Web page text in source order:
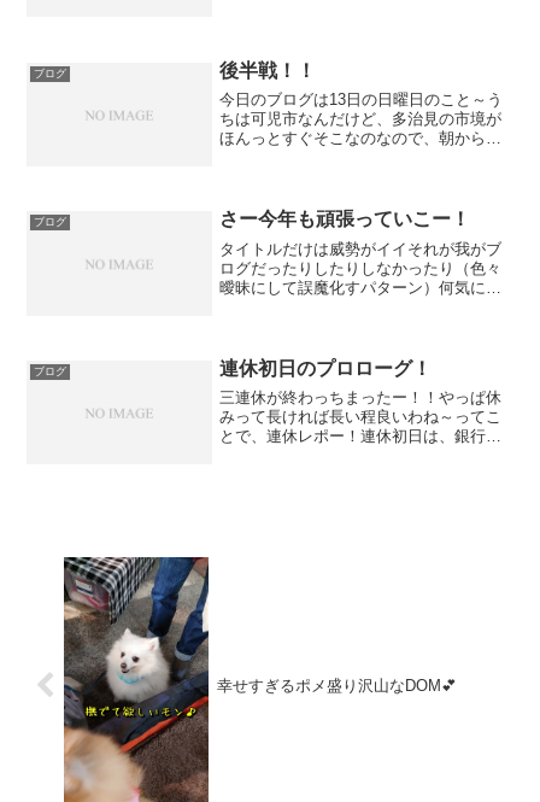
🚙向かった先は将棋...
ブログ 後半戦！！
今日のブログは13日の日曜日のこと～う
ちは可児市なんだけど、多治見の市境が
ほんっとすぐそこなのなので、朝から多
週間分の食材やら日用品...
ブログ さー今年も頑張っていこー！
タイトルだけは威勢がイイそれが我がブ
ログだったりしたりしなかったり（色々
曖昧にして誤魔化すパターン）何気に連
物病院行ったり、バカ飯...
ブログ 連休初日のプロローグ！
三連休が終わっちまったー！！やっぱ休
みって長ければ長い程良いわね～ってこ
とで、連休レポー！連休初日は、銀行さ
幸せすぎるポメ盛り沢山なDOM💕